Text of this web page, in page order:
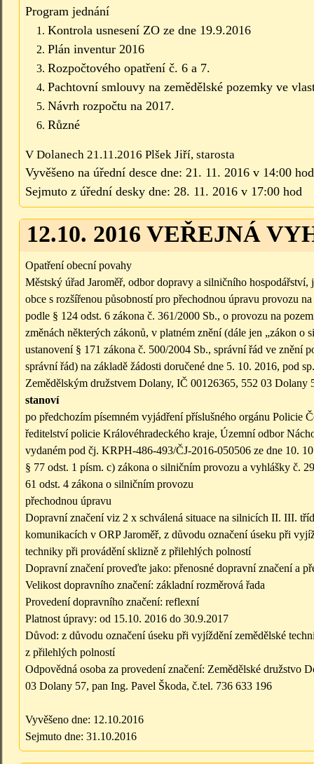
Program jednání
Kontrola usnesení ZO ze dne 19.9.2016
Plán inventur 2016
Rozpočtového opatření č. 6 a 7.
Pachtovní smlouvy na zemědělské pozemky ve
Návrh rozpočtu na 2017.
Různé
V Dolanech 21.11.2016 Plšek Jiří, starosta
Vyvěšeno na úřední desce dne: 21. 11. 2016 v 14:00 hod
Sejmuto z úřední desky dne: 28. 11. 2016 v 17:00 hod
12.10. 2016 VEŘEJNÁ
Opatření obecní povahy
Městský úřad Jaroměř, odbor dopravy a silničního hospodářství,
obce s rozšířenou působností pro přechodnou úpravu provozu
podle § 124 odst. 6 zákona č. 361/2000 Sb., o provozu na
změnách některých zákonů, v platném znění (dále jen „zákon o
ustanovení § 171 zákona č. 500/2004 Sb., správní řád ve znění
správní řád) na základě žádosti doručené dne 5. 10. 2016, pod
Zemědělským družstvem Dolany, IČ 00126365, 552 03 Dolany
stanoví
po předchozím písemném vyjádření příslušného orgánu Policie
ředitelství policie Královéhradeckého kraje, Územní odbor
vydaném pod čj. KRPH-486-493/ČJ-2016-050506 ze dne 10.
§ 77 odst. 1 písm. c) zákona o silničním provozu a vyhlášky č.
61 odst. 4 zákona o silničním provozu
přechodnou úpravu
Dopravní značení viz 2 x schválená situace na silnicích II. III.
komunikacích v ORP Jaroměř, z důvodu označení úseku při
techniky při provádění sklizně z přilehlých polností
Dopravní značení proveďte jako: přenosné dopravní značení a
Velikost dopravního značení: základní rozměrová řada
Provedení dopravního značení: reflexní
Platnost úpravy: od 15.10. 2016 do 30.9.2017
Důvod: z důvodu označení úseku při vyjíždění zemědělské
z přilehlých polností
Odpovědná osoba za provedení značení: Zemědělské družstvo
03 Dolany 57, pan Ing. Pavel Škoda, č.tel. 736 633 196
Vyvěšeno dne: 12.10.2016
Sejmuto dne: 31.10.2016